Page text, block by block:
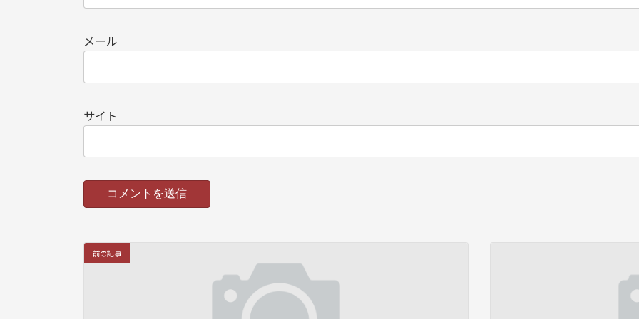
メール
サイト
前の記事